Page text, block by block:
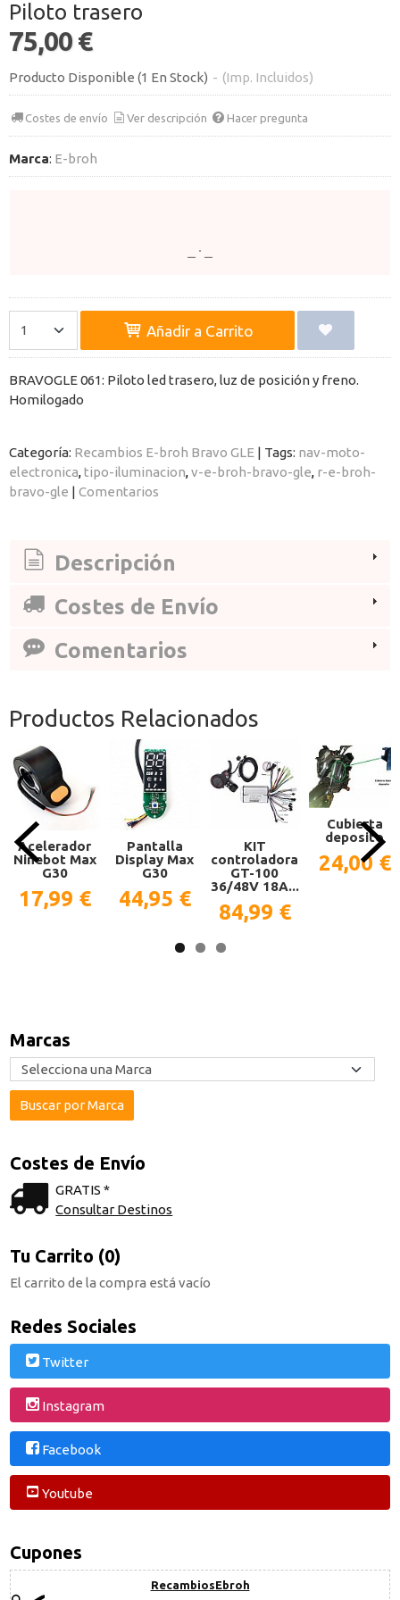
Marcas
Costes de Envío
GRATIS *
Consultar Destinos
Tu Carrito (0)
El carrito de la compra está vacío
Redes Sociales
Twitter
Instagram
Facebook
Youtube
Cupones
RecambiosEbroh
Piloto trasero
75,00 €
Producto Disponible (1 En Stock) - (Imp. Incluidos)
Costes de envío Ver descripción Hacer pregunta
Marca: E-broh
Añadir a Carrito
BRAVOGLE 061: Piloto led trasero, luz de posición y freno.
Homilogado
Categoría: Recambios E-broh Bravo GLE | Tags: nav-moto-
electronica tipo-iluminacion v-e-broh-bravo-gle r-e-broh-
bravo-gle | Comentarios
Descripción
Costes de Envío
Comentarios
Productos Relacionados
Acelerador
Ninebot Max
G30
17,99 €
Pantalla
Display Max
G30
44,95 €
KIT
controladora
GT-100
36/48V 18A...
84,99 €
Cubierta
deposito
24,00 €